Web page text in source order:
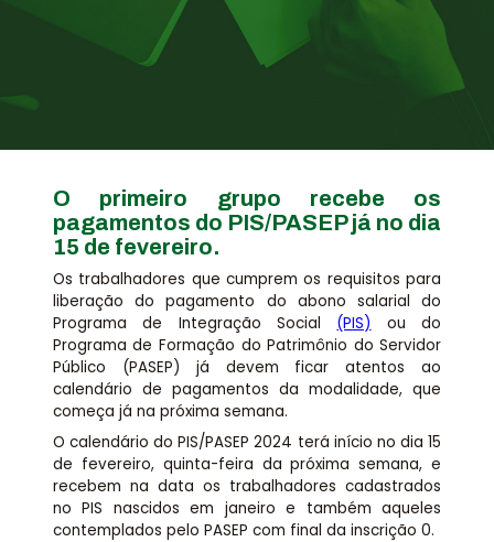
Links Úteis
O primeiro grupo recebe os
pagamentos do PIS/PASEP já no dia
15 de fevereiro.
Os trabalhadores que cumprem os requisitos para
liberação do pagamento do abono salarial do
Programa de Integração Social (PIS) ou do
Programa de Formação do Patrimônio do Servidor
Público (PASEP) já devem ficar atentos ao
calendário de pagamentos da modalidade, que
começa já na próxima semana.
O calendário do PIS/PASEP 2024 terá início no dia 15
de fevereiro, quinta-feira da próxima semana, e
recebem na data os trabalhadores cadastrados
no PIS nascidos em janeiro e também aqueles
contemplados pelo PASEP com final da inscrição 0.